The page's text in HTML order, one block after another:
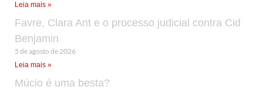
Leia mais »
Favre, Clara Ant e o processo judicial contra Cid
Benjamin
5 de agosto de 2026
Leia mais »
Múcio é uma besta?